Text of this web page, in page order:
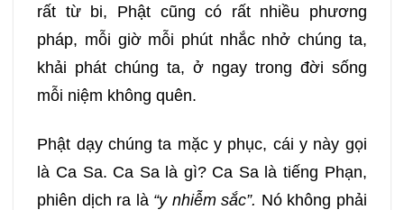
rất từ bi, Phật cũng có rất nhiều phương
pháp, mỗi giờ mỗi phút nhắc nhở chúng ta,
khải phát chúng ta, ở ngay trong đời sống
mỗi niệm không quên.
Phật dạy chúng ta mặc y phục, cái y này gọi
là Ca Sa. Ca Sa là gì? Ca Sa là tiếng Phạn,
phiên dịch ra là “y nhiễm sắc”. Nó không phải